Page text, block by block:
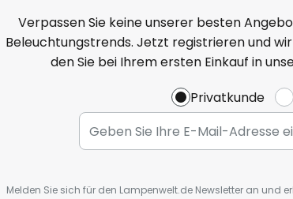
Verpassen Sie keine unserer besten
Beleuchtungstrends. Jetzt registrieren und
den Sie bei Ihrem ersten Einkauf in
Privatkunde
Melden Sie sich für den Lampenwelt.de Newsletter an und